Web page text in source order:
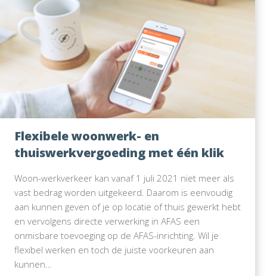
Flexibele woonwerk- en
thuiswerkvergoeding met één klik
Woon-werkverkeer kan vanaf 1 juli 2021 niet meer als
vast bedrag worden uitgekeerd. Daarom is eenvoudig
aan kunnen geven of je op locatie of thuis gewerkt hebt
en vervolgens directe verwerking in AFAS een
onmisbare toevoeging op de AFAS-inrichting. Wil je
flexibel werken en toch de juiste voorkeuren aan
kunnen…